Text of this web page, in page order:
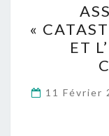
«
ET
11 Février